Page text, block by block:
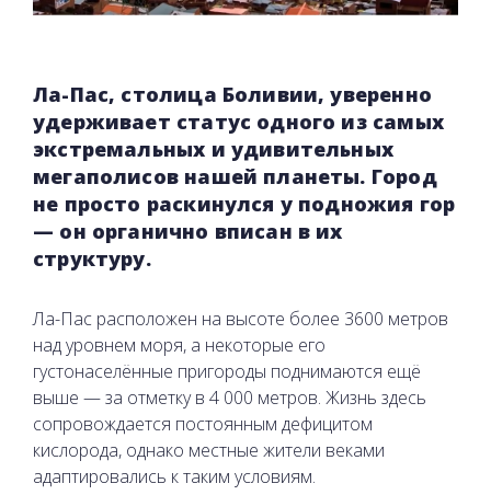
Ла-Пас, столица Боливии, уверенно
удерживает статус одного из самых
экстремальных и удивительных
мегаполисов нашей планеты. Город
не просто раскинулся у подножия гор
— он органично вписан в их
структуру.
Ла-Пас расположен на высоте более 3600 метров
над уровнем моря, а некоторые его
густонаселённые пригороды поднимаются ещё
выше — за отметку в 4 000 метров. Жизнь здесь
сопровождается постоянным дефицитом
кислорода, однако местные жители веками
адаптировались к таким условиям.